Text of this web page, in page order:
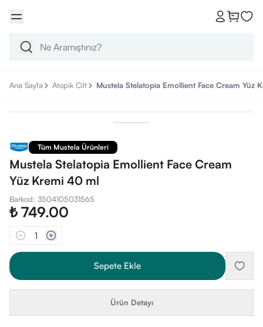
Ana Sayfa Atopik Cilt Mustela Stelatopia Emollient Face Cream Yüz
Tüm Mustela Ürünleri
Mustela Stelatopia Emollient Face Cream
Yüz Kremi 40 ml
Barkod: 3504105031565
₺ 749.00
1
Sepete Ekle
Ürün Detayı